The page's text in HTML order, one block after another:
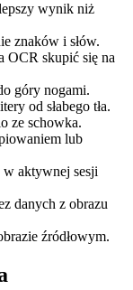
wynik niż
znaków i słów.
OCR skupić się na
góry nogami.
od słabego tła.
ze schowka.
lub
w aktywnej sesji
danych z obrazu
źródłowym.